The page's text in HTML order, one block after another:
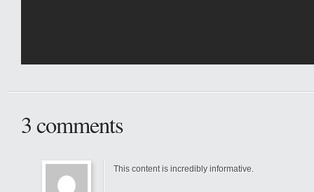
3 comments
This content is incredibly informative.